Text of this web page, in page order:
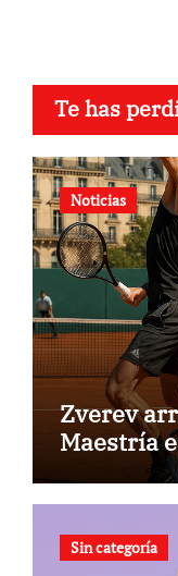
Te has
Noticias
Zverev
Maestría
Sin categoría